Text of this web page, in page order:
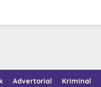
Advertorial Kriminal